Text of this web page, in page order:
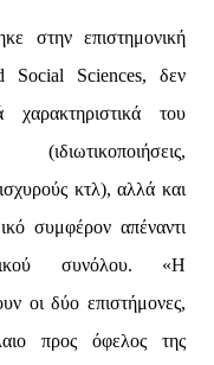
στην επιστημονική
Social Sciences, δεν
χαρακτηριστικά του
κτλ), αλλά και
συμφέρον απέναντι
συνόλου. «Η
οι δύο επιστήμονες,
προς όφελος της